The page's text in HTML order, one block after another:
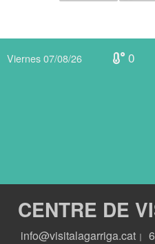
Viernes 07/08/26 0
CENTRE DE
info@visitalagarriga.cat